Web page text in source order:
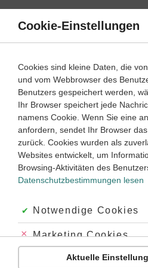
Direkt
Inhalt
Wie kann man
Wie erkennt man
Wie erkennt man, ob ein Adjektiv
Wie können Aufgaben zu
Satzglieder bestimmen |
Satzgliederkennst du aus dem
man dieeinzelnen Bestandteile
zusammengesetzt wird. Anders
verwendbare Wörter haben
im Satz. Wie duSatzglieder
kannst, erfährst du auf dieser
Cookie-Einstellungen
Cookies sind kleine Daten, die
und vom Webbrowser des
Benutzers gespeichert werden,
Ihr Browser speichert jede
namens Cookie. Wenn Sie eine
anfordern, sendet Ihr Browser
zurück. Cookies wurden als
Websites entwickelt, um
Browsing-Aktivitäten des
Datenschutzbestimmungen lesen
Akzeptiert:
Notwendige Cookies
Abgelehnt:
Marketing Cookies
Abgelehnt:
Personalisierungs-
Aktuelle